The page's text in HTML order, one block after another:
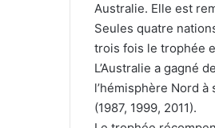
Australie. Elle est
Seules quatre
trois fois le trophée
L’Australie a gagné
l’hémisphère Nord
(1987, 1999, 2011).